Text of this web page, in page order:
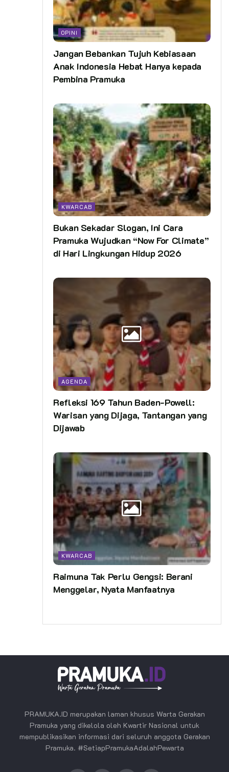
OPINI
Jangan Bebankan Tujuh Kebiasaan
Anak Indonesia Hebat Hanya kepada
Pembina Pramuka
KWARCAB
Bukan Sekadar Slogan, Ini Cara
Pramuka Wujudkan “Now For Climate”
di Hari Lingkungan Hidup 2026
AGENDA
Refleksi 169 Tahun Baden-Powell:
Warisan yang Dijaga, Tantangan yang
Dijawab
KWARCAB
Raimuna Tak Perlu Gengsi: Berani
Menggelar, Nyata Manfaatnya
PRAMUKA.ID merupakan laman khusus Warta Gerakan
Pramuka yang dikelola oleh Kwartir Nasional untuk
mempublikasikan informasi dari seluruh anggota Gerakan
Pramuka. #SetiapPramukaAdalahPewarta